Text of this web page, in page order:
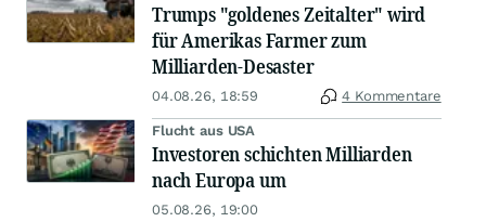
Trumps "goldenes Zeitalter" wird
für Amerikas Farmer zum
Milliarden-Desaster
04.08.26, 18:59 4 Kommentare
Flucht aus USA
Investoren schichten Milliarden
nach Europa um
05.08.26, 19:00